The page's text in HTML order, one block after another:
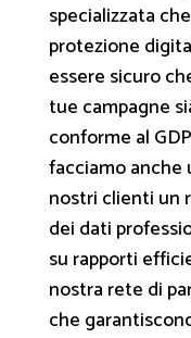
specializzata
protezione
essere sicuro
tue campagne
conforme al
facciamo anche
nostri clienti un
dei dati
su rapporti
nostra rete di
che